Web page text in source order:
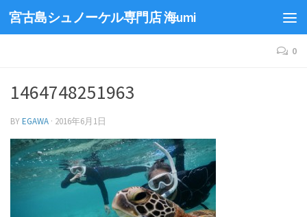
宮古島シュノーケル専門店 海umi
0
1464748251963
BYEGAWA · 2016年6月1日